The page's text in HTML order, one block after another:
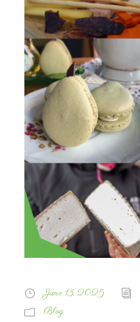
June 13, 2025
Blog